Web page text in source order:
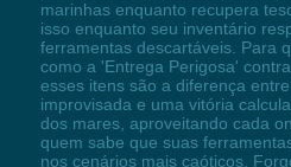
marinhas enquanto recupera
isso enquanto seu inventário
ferramentas descartáveis. Para
como a 'Entrega Perigosa'
esses itens são a diferença
improvisada e uma vitória
dos mares, aproveitando cada
quem sabe que suas
nos cenários mais caóticos.